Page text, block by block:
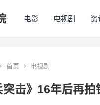
电影 电视剧 资
首页 电视剧
突击》16年后再